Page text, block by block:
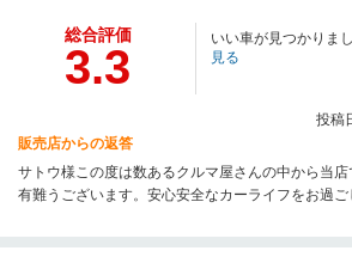
総合評価
3.3
いい車が見つかりま
見る
投稿
販売店からの返答
サトウ様この度は数あるクルマ屋さんの中から当
有難うございます。安心安全なカーライフをお過ご
す☆